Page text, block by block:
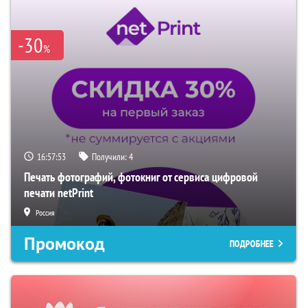
-30%
16:57:52 Получили:4
Печать фотографий, фотокниг от сервиса цифровой
печати netPrint
Россия
Промокод ПОДРОБНЕЕ